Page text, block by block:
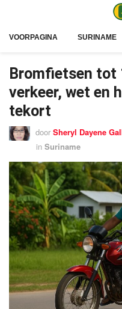
VOORPAGINA SURINAME
Bromfietsen tot
verkeer, wet en
tekort
door Sheryl Dayene
in Suriname